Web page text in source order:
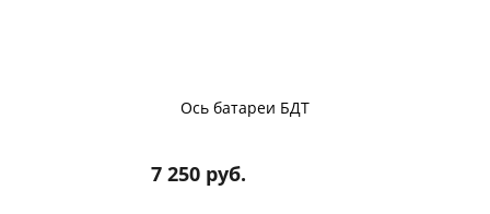
Ось батареи БДТ
7 250 руб.